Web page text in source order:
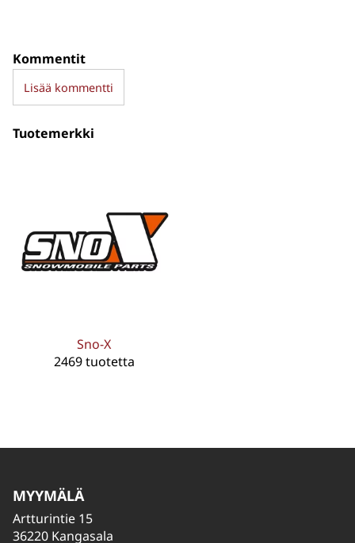
Kommentit
Lisää kommentti
Tuotemerkki
Sno-X
2469 tuotetta
MYYMÄLÄ
Artturintie 15
36220 Kangasala